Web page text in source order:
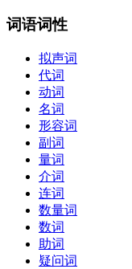
词语词性
拟声词
代词
动词
名词
形容词
副词
量词
介词
连词
数量词
数词
助词
疑问词